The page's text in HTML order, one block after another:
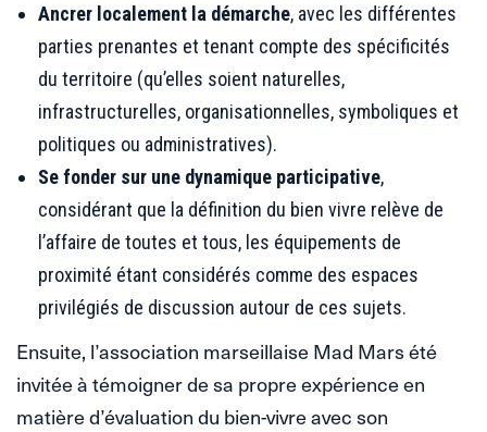
Ancrer localement la démarche, avec les différentes
parties prenantes et tenant compte des spécificités
du territoire (qu’elles soient naturelles,
infrastructurelles, organisationnelles, symboliques et
politiques ou administratives).
Se fonder sur une dynamique participative,
considérant que la définition du bien vivre relève de
l’affaire de toutes et tous, les équipements de
proximité étant considérés comme des espaces
privilégiés de discussion autour de ces sujets.
Ensuite, l’association marseillaise Mad Mars été
invitée à témoigner de sa propre expérience en
matière d’évaluation du bien-vivre avec son